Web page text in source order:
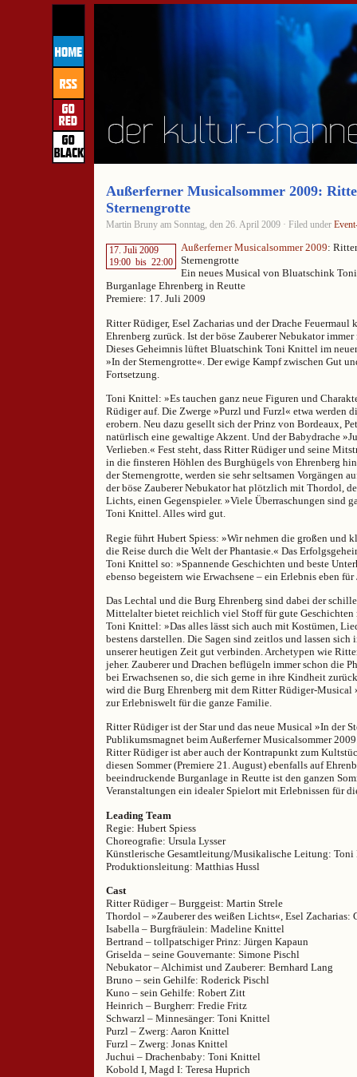
Außerferner Musicalsommer 2009:
Sternengrotte
Martin Bruny am Sonntag, den 26. April 2009 · Filed under
17. Juli 2009
19:00 bis 22:00
Außerferner Musicalsommer 2009:
Sternengrotte
Ein neues Musical von Bluatschink
Burganlage Ehrenberg in Reutte
Premiere: 17. Juli 2009
Ritter Rüdiger, Esel Zacharias und der Drache Feuermaul
Ehrenberg zurück. Ist der böse Zauberer Nebukator
Dieses Geheimnis lüftet Bluatschink Toni Knittel im
»In der Sternengrotte«. Der ewige Kampf zwischen Gut
Fortsetzung.
Toni Knittel: »Es tauchen ganz neue Figuren und
Rüdiger auf. Die Zwerge »Purzl und Furzl« etwa werden
erobern. Neu dazu gesellt sich der Prinz von Bordeaux,
natürlisch eine gewaltige Akzent. Und der Babydrache
Verlieben.« Fest steht, dass Ritter Rüdiger und seine
in die finsteren Höhlen des Burghügels von Ehrenberg
der Sternengrotte, werden sie sehr seltsamen Vorgängen
der böse Zauberer Nebukator hat plötzlich mit Thordol,
Lichts, einen Gegenspieler. »Viele Überraschungen sind
Toni Knittel. Alles wird gut.
Regie führt Hubert Spiess: »Wir nehmen die großen und
die Reise durch die Welt der Phantasie.« Das
Toni Knittel so: »Spannende Geschichten und beste
ebenso begeistern wie Erwachsene – ein Erlebnis eben
Das Lechtal und die Burg Ehrenberg sind dabei der
Mittelalter bietet reichlich viel Stoff für gute Geschichten
Toni Knittel: »Das alles lässt sich auch mit Kostümen,
bestens darstellen. Die Sagen sind zeitlos und lassen
unserer heutigen Zeit gut verbinden. Archetypen wie
jeher. Zauberer und Drachen beflügeln immer schon die
bei Erwachsenen so, die sich gerne in ihre Kindheit
wird die Burg Ehrenberg mit dem Ritter Rüdiger-Musical
zur Erlebniswelt für die ganze Familie.
Ritter Rüdiger ist der Star und das neue Musical »In der
Publikumsmagnet beim Außerferner Musicalsommer
Ritter Rüdiger ist aber auch der Kontrapunkt zum
diesen Sommer (Premiere 21. August) ebenfalls auf
beeindruckende Burganlage in Reutte ist den ganzen
Veranstaltungen ein idealer Spielort mit Erlebnissen für
Leading Team
Regie: Hubert Spiess
Choreografie: Ursula Lysser
Künstlerische Gesamtleitung/Musikalische Leitung:
Produktionsleitung: Matthias Hussl
Cast
Ritter Rüdiger – Burggeist: Martin Strele
Thordol – »Zauberer des weißen Lichts«, Esel Zacharias:
Isabella – Burgfräulein: Madeline Knittel
Bertrand – tollpatschiger Prinz: Jürgen Kapaun
Griselda – seine Gouvernante: Simone Pischl
Nebukator – Alchimist und Zauberer: Bernhard Lang
Bruno – sein Gehilfe: Roderick Pischl
Kuno – sein Gehilfe: Robert Zitt
Heinrich – Burgherr: Fredie Fritz
Schwarzl – Minnesänger: Toni Knittel
Purzl – Zwerg: Aaron Knittel
Furzl – Zwerg: Jonas Knittel
Juchui – Drachenbaby: Toni Knittel
Kobold I, Magd I: Teresa Huprich